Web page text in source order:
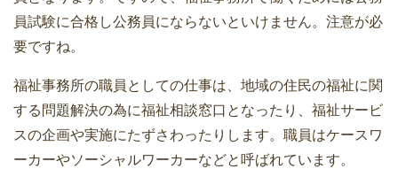
員試験に合格し公務員にならないといけません。注意が必
要ですね。
福祉事務所の職員としての仕事は、地域の住民の福祉に関
する問題解決の為に福祉相談窓口となったり、福祉サービ
スの企画や実施にたずさわったりします。職員はケースワ
ーカーやソーシャルワーカーなどと呼ばれています。